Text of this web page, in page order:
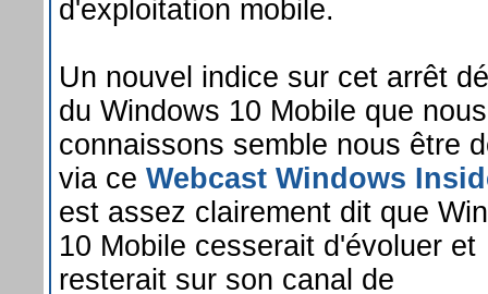
d'exploitation mobile.
Un nouvel indice sur cet arrêt
du Windows 10 Mobile que nous
connaissons semble nous être
via ce Webcast Windows
est assez clairement dit que
10 Mobile cesserait d'évoluer et
resterait sur son canal de